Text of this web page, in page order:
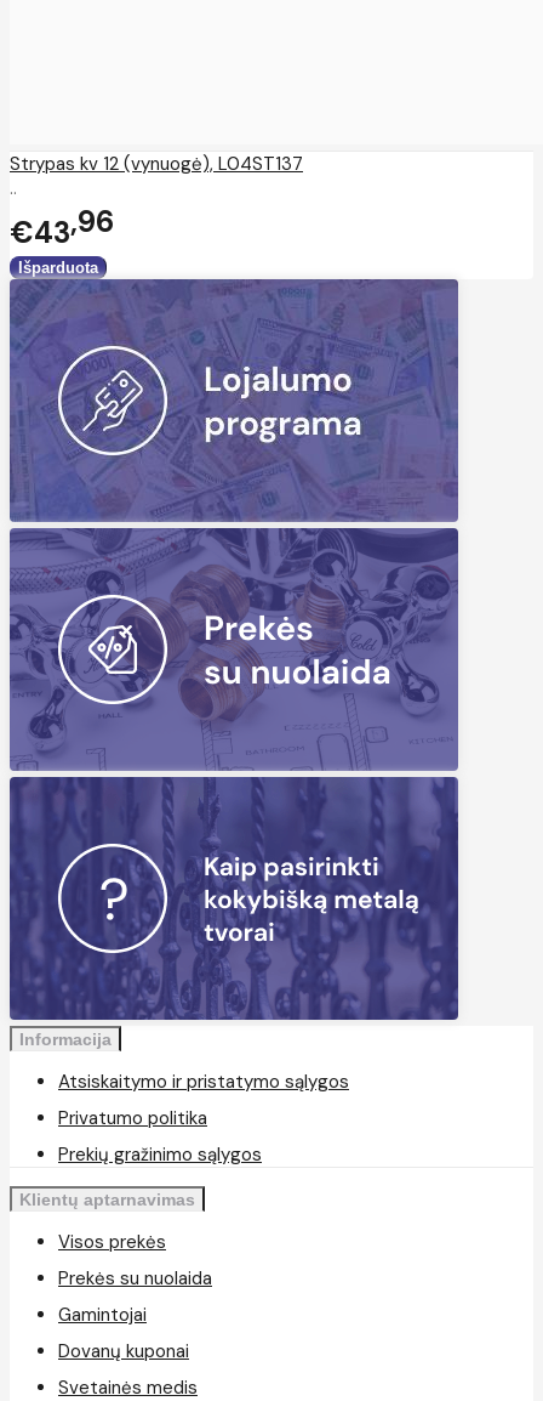
Strypas kv 12 (vynuogė), L04ST137
..
€43 96
Informacija
Atsiskaitymo ir pristatymo sąlygos
Privatumo politika
Prekių gražinimo sąlygos
Klientų aptarnavimas
Visos prekės
Prekės su nuolaida
Gamintojai
Dovanų kuponai
Svetainės medis